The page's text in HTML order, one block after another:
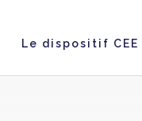
Le dispositif CEE